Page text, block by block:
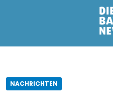
NACHRICHTEN